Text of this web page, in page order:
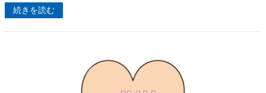
続きを読む